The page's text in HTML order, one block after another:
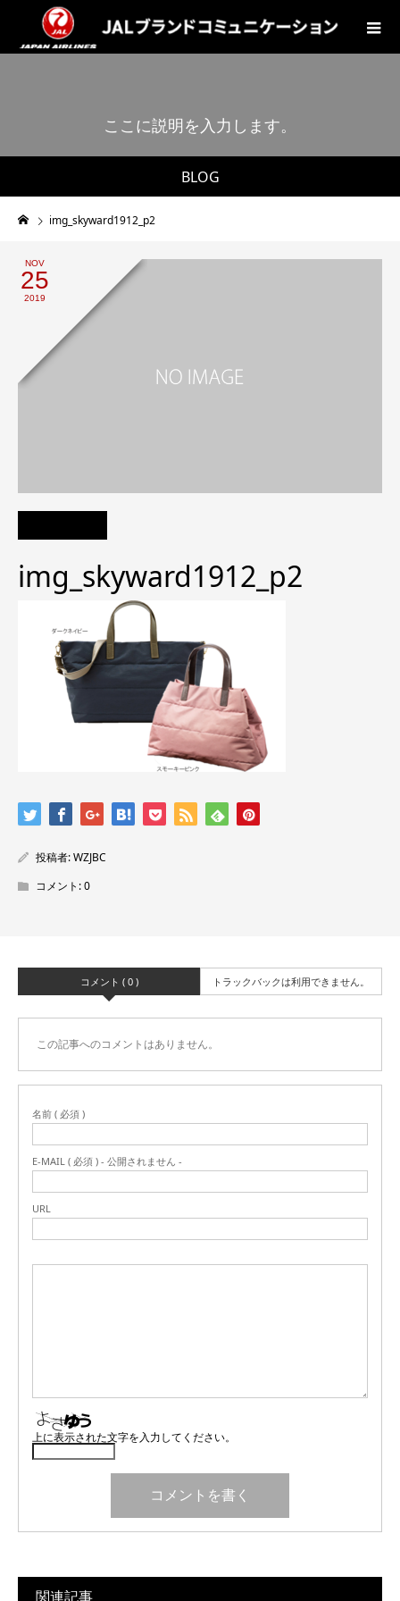
BLOG
こ こ に説明を 入 力 し ます。
img_skyward1912_p2
NOV
25
2019
img_skyward1912_p2
投稿者:WZJBC
コメント:0
コメント ( 0 ) トラックバックは利用できません。
この記事へのコメントはありません。
名前 ( 必須 )
E-MAIL ( 必須 ) - 公開されません -
URL
上に表示された文字を入力してください。
関連記事